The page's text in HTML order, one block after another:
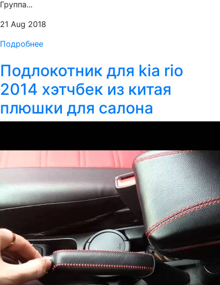
Группа...
21 Aug 2018
Подробнее
Подлокотник для kia rio
2014 хэтчбек из китая
плюшки для салона